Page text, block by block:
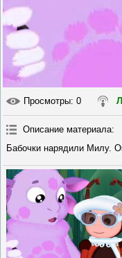
Просмотры: 0
Описание материала:
Бабочки нарядили Милу.